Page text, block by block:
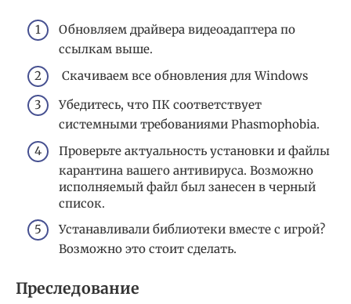
Обновляем драйвера видеоадаптера по
ссылкам выше.
Скачиваем все обновления для Windows
Убедитесь, что ПК соответствует
системными требованиями Phasmophobia.
Проверьте актуальность установки и файлы
карантина вашего антивируса. Возможно
исполняемый файл был занесен в черный
список.
Устанавливали библиотеки вместе с игрой?
Возможно это стоит сделать.
Преследование